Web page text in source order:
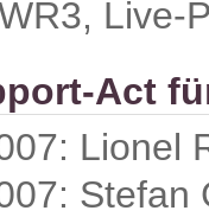
Live-
Act
Lionel
Stefan